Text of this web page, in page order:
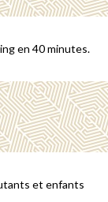
en 40 minutes.
et enfants